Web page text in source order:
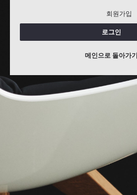
회원가입
로그인
메인으로 돌아가기